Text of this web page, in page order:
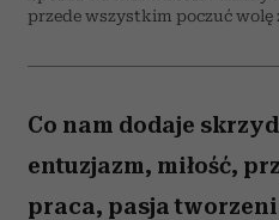
przede wszystkim poczuć wolę
Co nam dodaje
entuzjazm, miłość,
praca, pasja